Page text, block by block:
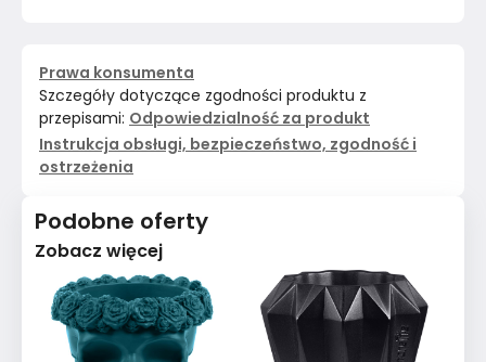
Prawa konsumenta
Szczegóły dotyczące zgodności produktu z
przepisami: Odpowiedzialność za produkt
Instrukcja obsługi, bezpieczeństwo, zgodność i
ostrzeżenia
Podobne oferty
Zobacz więcej